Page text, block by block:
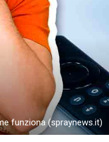
funziona (spraynews.it)